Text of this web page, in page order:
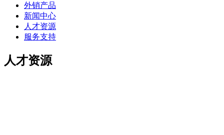
外销产品
新闻中心
人才资源
服务支持
人才资源